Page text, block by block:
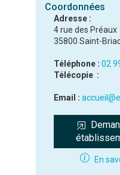
Coordonnées
Adresse :
4 rue des Préaux
35800 Saint-
Téléphone : 02
Télécopie :
Email :
En